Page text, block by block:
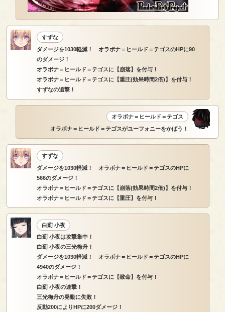
すずな
ダメージを1030軽減！ オラボナ＝ヒールド＝テゴスのHPに90
のダメージ！
オラボナ＝ヒールド＝テゴスに【崩落】を付与！
オラボナ＝ヒールド＝テゴスに【重圧(効果時間2倍)】を付与！
すずなの追撃！
オラボナ＝ヒールド＝テゴス
オラボナ＝ヒールド＝テゴスがユーフォニーをかばう！
すずな
ダメージを1030軽減！ オラボナ＝ヒールド＝テゴスのHPに
566のダメージ！
オラボナ＝ヒールド＝テゴスに【崩落(効果時間2倍)】を付与！
オラボナ＝ヒールド＝テゴスに【重圧】を付与！
白薊 小夜
白薊 小夜は攻撃集中！
白薊 小夜の三光梅舟！
ダメージを1030軽減！ オラボナ＝ヒールド＝テゴスのHPに
4940のダメージ！
オラボナ＝ヒールド＝テゴスに【致命】を付与！
白薊 小夜の連撃！
三光梅舟の発動に失敗！
反動200によりHPに200ダメージ！